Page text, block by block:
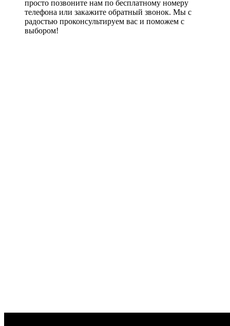
просто позвоните нам по бесплатному номеру
телефона или закажите обратный звонок. Мы с
радостью проконсультируем вас и поможем с
выбором!